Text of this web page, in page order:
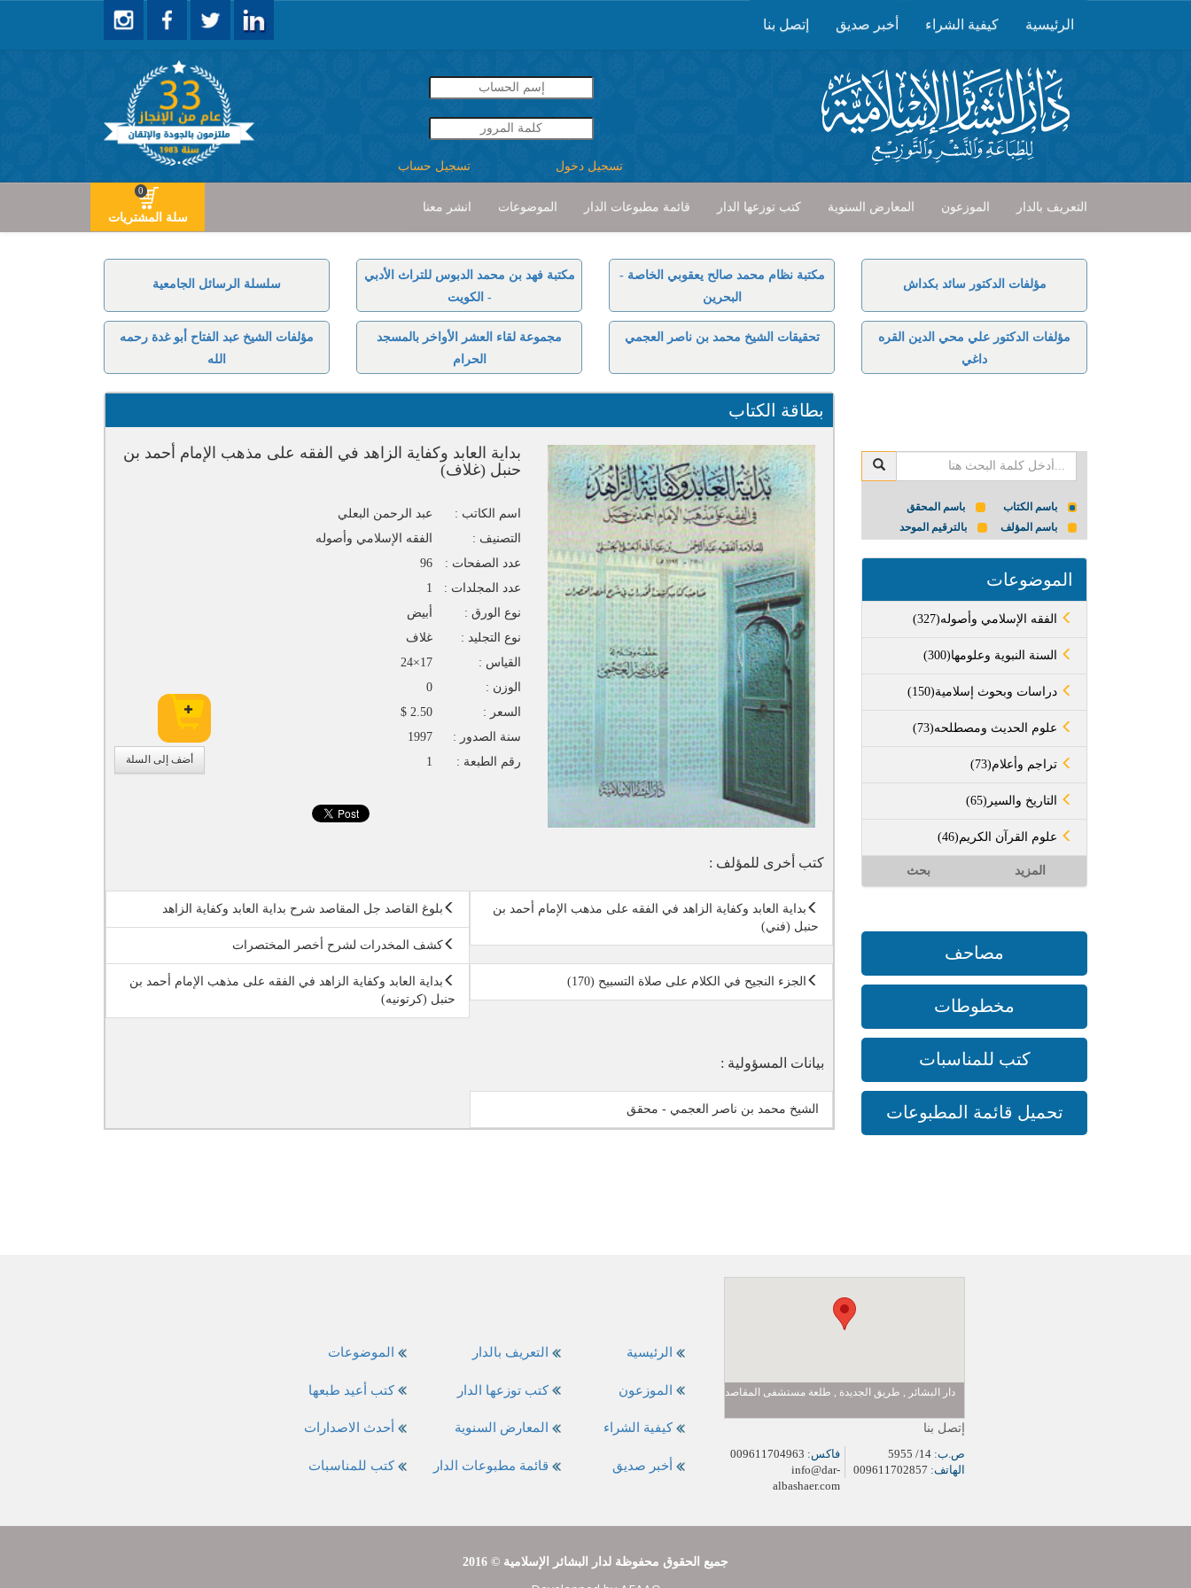
الرئيسية كيفية الشراء أخبر صديق إتصل بنا
تسجيل دخول تسجيل حساب
التعريف بالدار الموزعون المعارض السنوية كتب توزعها الدار قائمة مطبوعات الدار الموضوعات
انشر معنا
سلة المشتريات
0
سلسلة الرسائل الجامعية
مكتبة فهد بن محمد الدبوس للتراث الأدبي
- الكويت
مكتبة نظام محمد صالح يعقوبي الخاصة -
البحرين
مؤلفات الدكتور سائد بكداش
مؤلفات الشيخ عبد الفتاح أبو غدة رحمه
الله
مجموعة لقاء العشر الأواخر بالمسجد
الحرام
تحقيقات الشيخ محمد بن ناصر العجمي
مؤلفات الدكتور علي محي الدين القره
داغي
بطاقة الكتاب
أضف إلى السلة
بداية العابد وكفاية الزاهد في الفقه على مذهب الإمام أحمد بن
حنبل (غلاف)
اسم الكاتب :
عبد الرحمن البعلي
التصنيف :
الفقه الإسلامي وأصوله
عدد الصفحات :
96
عدد المجلدات :
1
نوع الورق :
أبيض
نوع التجليد :
غلاف
القياس :
17×24
الوزن :
0
السعر :
2.50 $
سنة الصدور :
1997
رقم الطبعة :
1
كتب أخرى للمؤلف :
بداية العابد وكفاية الزاهد في الفقه على مذهب الإمام أحمد بن
حنبل (فني)
بلوغ القاصد جل المقاصد شرح بداية العابد وكفاية الزاهد
كشف المخدرات لشرح أخصر المختصرات
الجزء النجيح في الكلام على صلاة التسبيح (170)
بداية العابد وكفاية الزاهد في الفقه على مذهب الإمام أحمد بن
حنبل (كرتونيه)
بيانات المسؤولية :
الشيخ محمد بن ناصر العجمي - محقق
باسم الكتاب
باسم المحقق
باسم المؤلف
بالترقيم الموحد
الموضوعات
بحث المزيد
مصاحف
مخطوطات
كتب للمناسبات
تحميل قائمة المطبوعات
الموضوعات
كتب أعيد طبعها
أحدث الاصدارات
كتب للمناسبات
التعريف بالدار
كتب توزعها الدار
المعارض السنوية
قائمة مطبوعات الدار
الرئيسية
الموزعون
كيفية الشراء
أخبر صديق
دار البشائر , طريق الجديدة , طلعة مستشفى المقاصد
إتصل بنا
ص.ب:
الهاتف:
فاكس:
info@dar-
albashaer.com
2016 © جميع الحقوق محفوظة لدار البشائر الإسلامية